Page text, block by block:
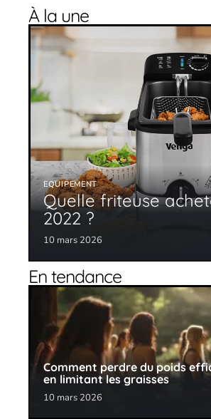
À la une
EQUIPEMENT
Quelle friteuse
2022 ?
10 mars 2026
En tendance
Comment perdre du poids
en limitant les graisses
10 mars 2026